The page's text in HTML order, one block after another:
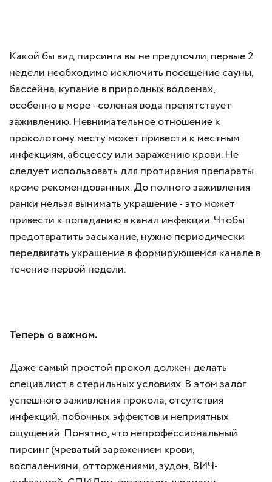
Какой бы вид пирсинга вы не предпочли, первые 2
недели необходимо исключить посещение сауны,
бассейна, купание в природных водоемах,
особенно в море - соленая вода препятствует
заживлению. Невнимательное отношение к
проколотому месту может привести к местным
инфекциям, абсцессу или заражению крови. Не
следует использовать для протирания препараты
кроме рекомендованных. До полного заживления
ранки нельзя вынимать украшение - это может
привести к попаданию в канал инфекции. Чтобы
предотвратить засыхание, нужно периодически
передвигать украшение в формирующемся канале в
течение первой недели.
Теперь о важном.
Даже самый простой прокол должен делать
специалист в стерильных условиях. В этом залог
успешного заживления прокола, отсутствия
инфекций, побочных эффектов и неприятных
ощущений. Понятно, что непрофессиональный
пирсинг (чреватый заражением крови,
воспалениями, отторжениями, зудом, ВИЧ-